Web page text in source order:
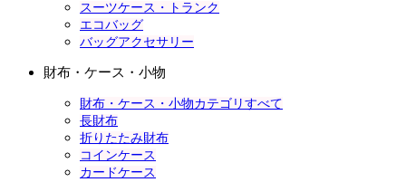
スーツケース・トランク
エコバッグ
バッグアクセサリー
財布・ケース・小物
財布・ケース・小物カテゴリすべて
長財布
折りたたみ財布
コインケース
カードケース